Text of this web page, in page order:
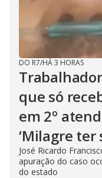
DO R7/HÁ 3 HORAS
que só
em 2º
‘Milagre ter
José Ricardo
apuração do caso
do estado